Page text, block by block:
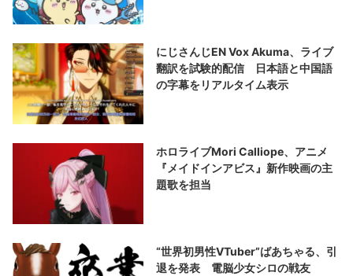
にじさんじEN Vox Akuma、ライブ
翻訳を試験的配信 日本語と中国語
の字幕をリアルタイム表示
ホロライブMori Calliope、アニメ
『メイドインアビス』新作映画の主
題歌を担当
“世界初男性VTuber”ばあちゃる、引
退を発表 電脳少女シロの戦友